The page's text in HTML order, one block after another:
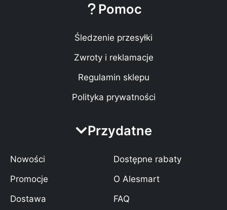
Pomoc
Śledzenie przesyłki
Zwroty i reklamacje
Regulamin sklepu
Polityka prywatności
Przydatne
Nowości
Promocje
Dostawa
Dostępne rabaty
O Alesmart
FAQ